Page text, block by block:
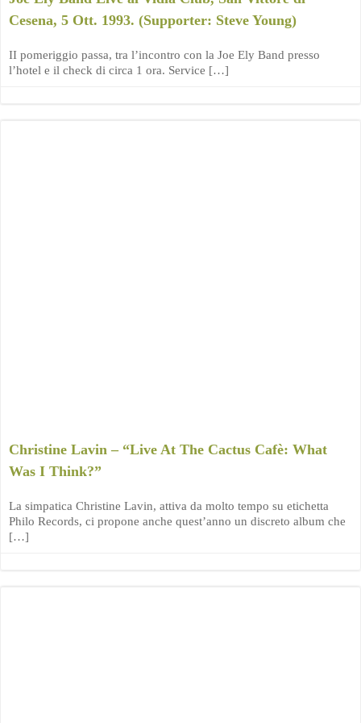
Cesena, 5 Ott. 1993. (Supporter: Steve Young)
II pomeriggio passa, tra l’incontro con la Joe Ely Band presso
l’hotel e il check di circa 1 ora. Service […]
Christine Lavin – “Live At The Cactus Cafè: What
Was I Think?”
La simpatica Christine Lavin, attiva da molto tempo su etichetta
Philo Records, ci propone anche quest’anno un discreto album che
[…]